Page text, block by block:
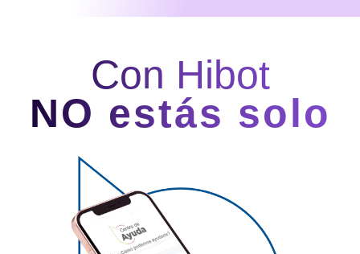
Con Hibot
NO estás solo